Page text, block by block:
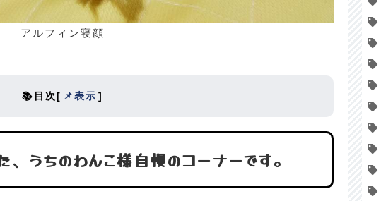
アルフィン寝顔
📚目次 [ 📌表示 ]
、うちのわんこ様自慢のコーナーです。